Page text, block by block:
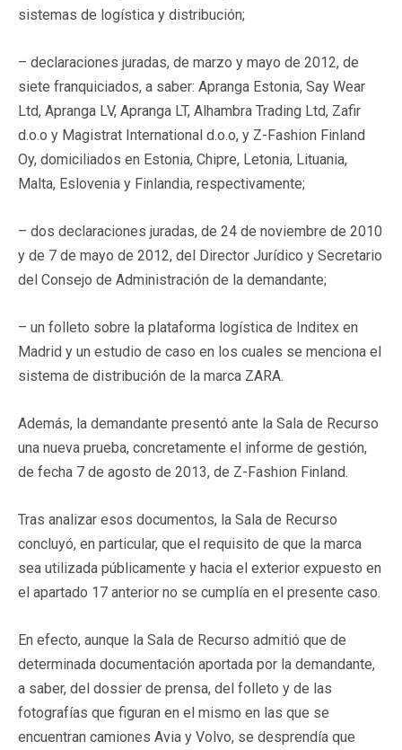
sistemas de logística y distribución;
– declaraciones juradas, de marzo y mayo de 2012, de
siete franquiciados, a saber: Apranga Estonia, Say Wear
Ltd, Apranga LV, Apranga LT, Alhambra Trading Ltd, Zafir
d.o.o y Magistrat International d.o.o, y Z-Fashion Finland
Oy, domiciliados en Estonia, Chipre, Letonia, Lituania,
Malta, Eslovenia y Finlandia, respectivamente;
– dos declaraciones juradas, de 24 de noviembre de 2010
y de 7 de mayo de 2012, del Director Jurídico y Secretario
del Consejo de Administración de la demandante;
– un folleto sobre la plataforma logística de Inditex en
Madrid y un estudio de caso en los cuales se menciona el
sistema de distribución de la marca ZARA.
Además, la demandante presentó ante la Sala de Recurso
una nueva prueba, concretamente el informe de gestión,
de fecha 7 de agosto de 2013, de Z-Fashion Finland.
Tras analizar esos documentos, la Sala de Recurso
concluyó, en particular, que el requisito de que la marca
sea utilizada públicamente y hacia el exterior expuesto en
el apartado 17 anterior no se cumplía en el presente caso.
En efecto, aunque la Sala de Recurso admitió que de
determinada documentación aportada por la demandante,
a saber, del dossier de prensa, del folleto y de las
fotografías que figuran en el mismo en las que se
encuentran camiones Avia y Volvo, se desprendía que